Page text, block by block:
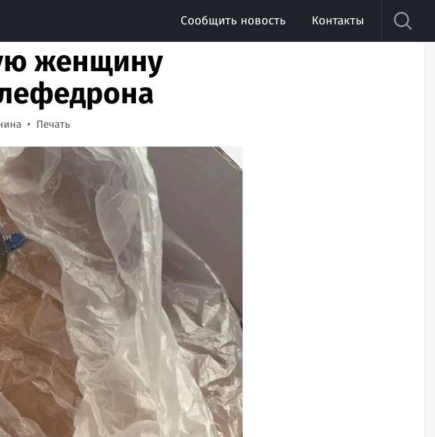
Сообщить новость Контакты
женщину
Печать